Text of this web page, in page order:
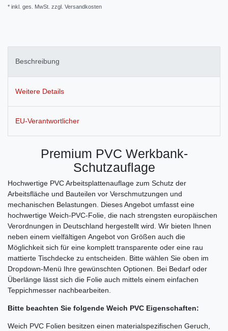
* inkl. ges. MwSt. zzgl. Versandkosten
Beschreibung
Weitere Details
EU-Verantwortlicher
Premium PVC Werkbank-
Schutzauflage
Hochwertige PVC Arbeitsplattenauflage zum Schutz der
Arbeitsfläche und Bauteilen vor Verschmutzungen und
mechanischen Belastungen. Dieses Angebot umfasst eine
hochwertige Weich-PVC-Folie, die nach strengsten europäischen
Verordnungen in Deutschland hergestellt wird. Wir bieten Ihnen
neben einem vielfältigen Angebot von Größen auch die
Möglichkeit sich für eine komplett transparente oder eine rau
mattierte Tischdecke zu entscheiden. Bitte wählen Sie oben im
Dropdown-Menü Ihre gewünschten Optionen. Bei Bedarf oder
Überlänge lässt sich die Folie auch mittels einem einfachen
Teppichmesser nachbearbeiten.
Bitte beachten Sie folgende Weich PVC Eigenschaften:
Weich PVC Folien besitzen einen materialspezifischen Geruch,